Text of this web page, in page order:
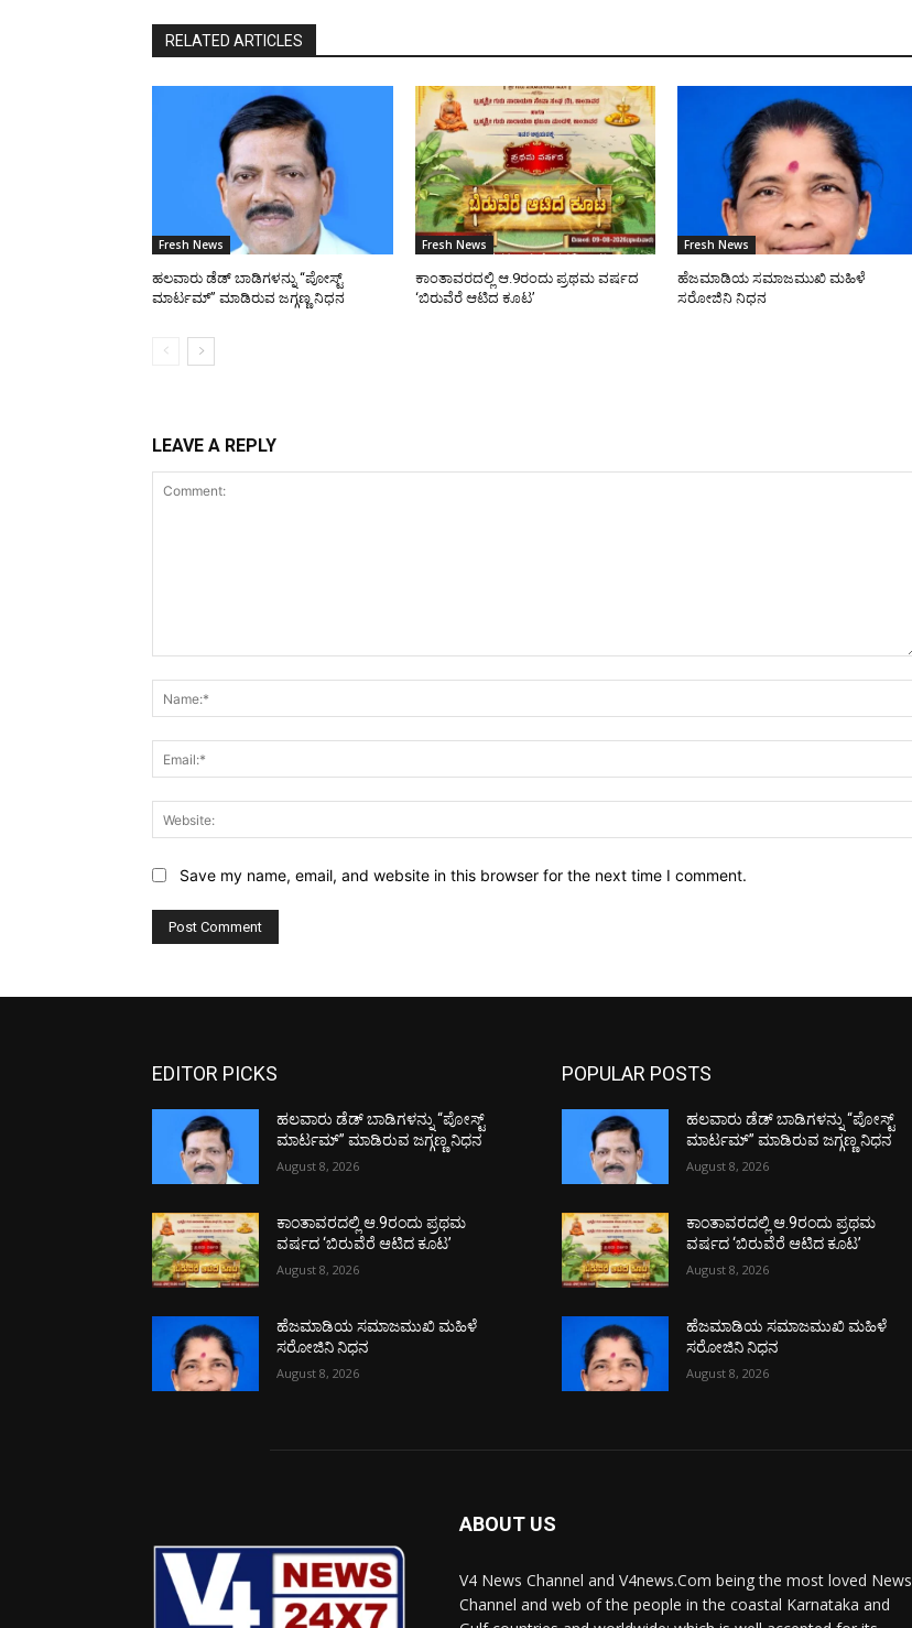
RELATED ARTICLES
Fresh News
ಹಲವಾರು ಡೆಡ್ ಬಾಡಿಗಳನ್ನು “ಪೋಸ್ಟ್
ಮಾರ್ಟಮ್” ಮಾಡಿರುವ ಜಗ್ಗಣ್ಣ ನಿಧನ
Fresh News
ಕಾಂತಾವರದಲ್ಲಿ ಆ.9ರಂದು ಪ್ರಥಮ ವರ್ಷದ
‘ಬಿರುವೆರೆ ಆಟಿದ ಕೂಟ’
Fresh News
ಹೆಜಮಾಡಿಯ ಸಮಾಜಮುಖಿ ಮಹಿಳೆ
ಸರೋಜಿನಿ ನಿಧನ
LEAVE A REPLY
Save my name, email, and website in this browser for the next time I comment.
EDITOR PICKS
ಹಲವಾರು ಡೆಡ್ ಬಾಡಿಗಳನ್ನು “ಪೋಸ್ಟ್
ಮಾರ್ಟಮ್” ಮಾಡಿರುವ ಜಗ್ಗಣ್ಣ ನಿಧನ
August 8, 2026
ಕಾಂತಾವರದಲ್ಲಿ ಆ.9ರಂದು ಪ್ರಥಮ
ವರ್ಷದ ‘ಬಿರುವೆರೆ ಆಟಿದ ಕೂಟ’
August 8, 2026
ಹೆಜಮಾಡಿಯ ಸಮಾಜಮುಖಿ ಮಹಿಳೆ
ಸರೋಜಿನಿ ನಿಧನ
August 8, 2026
POPULAR POSTS
ಹಲವಾರು ಡೆಡ್ ಬಾಡಿಗಳನ್ನು “ಪೋಸ್ಟ್
ಮಾರ್ಟಮ್” ಮಾಡಿರುವ ಜಗ್ಗಣ್ಣ ನಿಧನ
August 8, 2026
ಕಾಂತಾವರದಲ್ಲಿ ಆ.9ರಂದು ಪ್ರಥಮ
ವರ್ಷದ ‘ಬಿರುವೆರೆ ಆಟಿದ ಕೂಟ’
August 8, 2026
ಹೆಜಮಾಡಿಯ ಸಮಾಜಮುಖಿ ಮಹಿಳೆ
ಸರೋಜಿನಿ ನಿಧನ
August 8, 2026
ABOUT US
V4 News Channel and V4news.Com being the most loved News
Channel and web of the people in the coastal Karnataka and